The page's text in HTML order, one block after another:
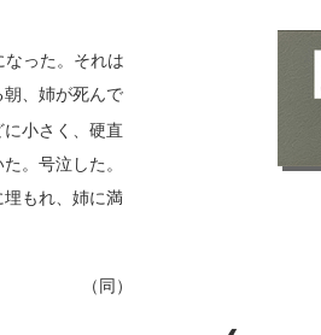
った。それは
、姉が死んで
小さく、硬直
。号泣した。
もれ、姉に満
（同）